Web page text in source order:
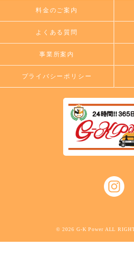
料金のご案内
よくある質問
事業所案内
プライバシーポリシー
© 2026 G-K Power ALL